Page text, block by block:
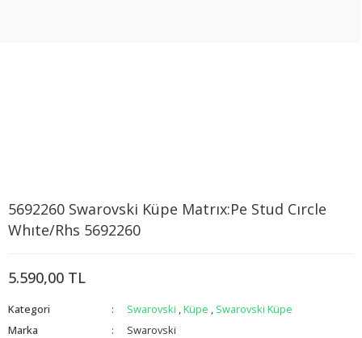
5692260 Swarovski Küpe Matrıx:Pe Stud Cırcle
Whıte/Rhs 5692260
5.590,00 TL
Kategori Swarovski ,Küpe , Swarovski Küpe
Marka
Swarovski